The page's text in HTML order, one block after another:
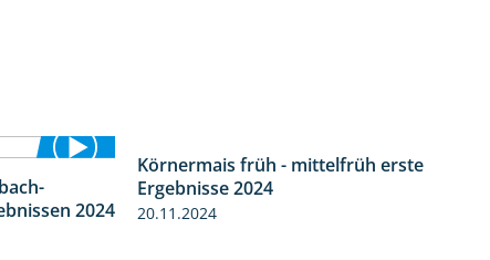
2024
Körnermais früh - mittelfrüh erste
Ergebnisse 2024
20.11.2024